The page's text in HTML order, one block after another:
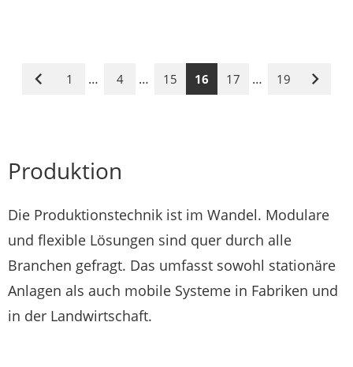
Vorige
1 … 4 … 15 16 17 … 19
Produktion
Die Produktionstechnik ist im Wandel. Modulare
und flexible Lösungen sind quer durch alle
Branchen gefragt. Das umfasst sowohl stationäre
Anlagen als auch mobile Systeme in Fabriken und
in der Landwirtschaft.